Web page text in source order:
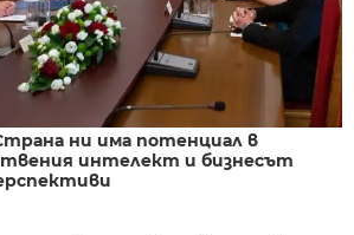
ни има потенциал в
интелект и бизнесът